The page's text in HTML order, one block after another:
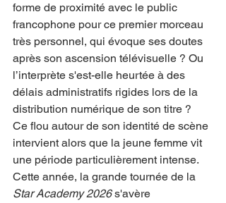
forme de proximité avec le public
francophone pour ce premier morceau
très personnel, qui évoque ses doutes
après son ascension télévisuelle ? Ou
l’interprète s'est-elle heurtée à des
délais administratifs rigides lors de la
distribution numérique de son titre ?
Ce flou autour de son identité de scène
intervient alors que la jeune femme vit
une période particulièrement intense.
Cette année, la grande tournée de la
Star Academy 2026 s'avère